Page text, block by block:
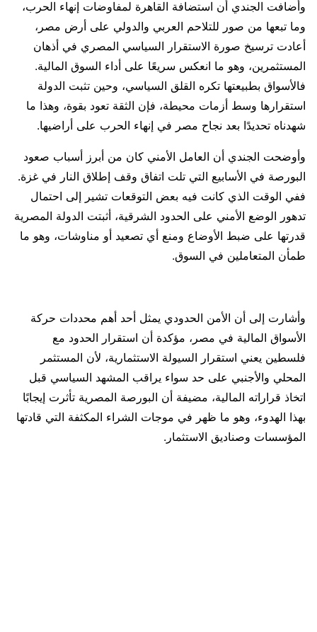
وأضافت الجندي أن استضافة القاهرة لمفاوضات إنهاء الحرب،
وما تبعها من صور للتلاحم العربي والدولي على أرض مصر،
أعادت ترسيخ صورة الاستقرار السياسي المصري في أذهان
المستثمرين، وهو ما انعكس سريعًا على أداء السوق المالية.
فالأسواق بطبيعتها تكره القلق السياسي، وحين تثبت الدولة
استقرارها وسط أزمات محيطة، فإن الثقة تعود بقوة، وهذا ما
شهدناه تحديدًا بعد نجاح مصر في إنهاء الحرب على أراضيها.
وأوضحت الجندي أن العامل الأمني كان من أبرز أسباب صعود
البورصة في الأسابيع التي تلت اتفاق وقف إطلاق النار في غزة.
ففي الوقت الذي كانت فيه بعض التوقعات تشير إلى احتمال
تدهور الوضع الأمني على الحدود الشرقية، أثبتت الدولة المصرية
قدرتها على ضبط الأوضاع ومنع أي تصعيد أو مناوشات، وهو ما
طمأن المتعاملين في السوق.
وأشارت إلى أن الأمن الحدودي يمثل أحد أهم محددات حركة
الأسواق المالية في مصر، مؤكدة أن استقرار الحدود مع
فلسطين يعني استقرار السيولة الاستثمارية، لأن المستثمر
المحلي والأجنبي على حد سواء يراقب المشهد السياسي قبل
اتخاذ قراراته المالية، مضيفة أن البورصة المصرية تأثرت إيجابًا
بهذا الهدوء، وهو ما ظهر في موجات الشراء المكثفة التي قادتها
المؤسسات وصناديق الاستثمار.